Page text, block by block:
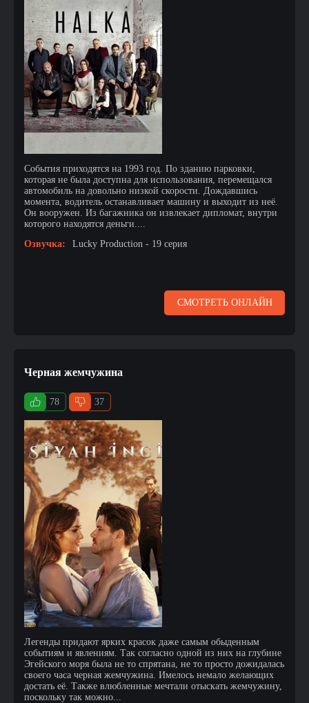
События приходятся на 1993 год. По зданию парковки,
которая не была доступна для использования, перемещался
автомобиль на довольно низкой скорости. Дождавшись
момента, водитель останавливает машину и выходит из неё.
Он вооружен. Из багажника он извлекает дипломат, внутри
которого находятся деньги....
Озвучка:
Lucky Production - 19 серия
СМОТРЕТЬ ОНЛАЙН
Черная жемчужина
78 37
Легенды придают ярких красок даже самым обыденным
событиям и явлениям. Так согласно одной из них на глубине
Эгейского моря была не то спрятана, не то просто дожидалась
своего часа черная жемчужина. Имелось немало желающих
достать её. Также влюбленные мечтали отыскать жемчужину,
поскольку так можно...